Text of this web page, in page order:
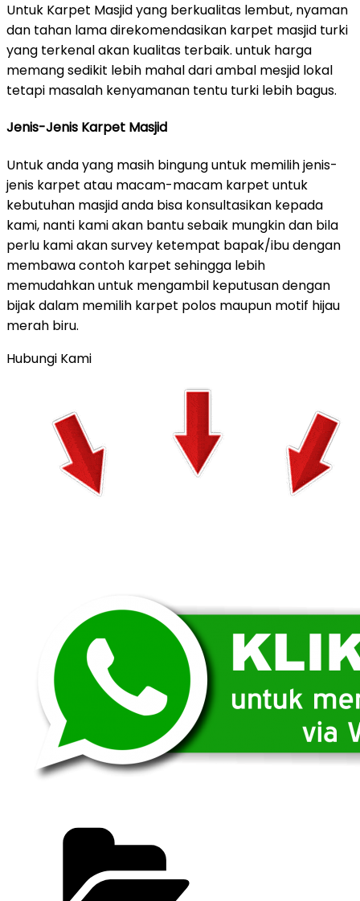
Untuk Karpet Masjid yang berkualitas lembut, nyaman
dan tahan lama direkomendasikan karpet masjid turki
yang terkenal akan kualitas terbaik. untuk harga
memang sedikit lebih mahal dari ambal mesjid lokal
tetapi masalah kenyamanan tentu turki lebih bagus.
Jenis-Jenis Karpet Masjid
Untuk anda yang masih bingung untuk memilih jenis-
jenis karpet atau macam-macam karpet untuk
kebutuhan masjid anda bisa konsultasikan kepada
kami, nanti kami akan bantu sebaik mungkin dan bila
perlu kami akan survey ketempat bapak/ibu dengan
membawa contoh karpet sehingga lebih
memudahkan untuk mengambil keputusan dengan
bijak dalam memilih karpet polos maupun motif hijau
merah biru.
Hubungi Kami